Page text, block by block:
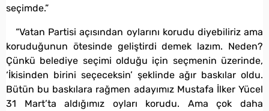
seçimde.”
“Vatan Partisi açısından oylarını korudu diyebiliriz ama
koruduğunun ötesinde geliştirdi demek lazım. Neden?
Çünkü belediye seçimi olduğu için seçmenin üzerinde,
‘İkisinden birini seçeceksin’ şeklinde ağır baskılar oldu.
Bütün bu baskılara rağmen adayımız Mustafa İlker Yücel
31 Mart’ta aldığımız oyları korudu. Ama çok daha